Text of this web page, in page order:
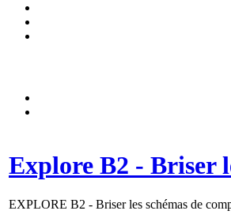
Explore B2 - Briser
EXPLORE B2 - Briser les schémas de